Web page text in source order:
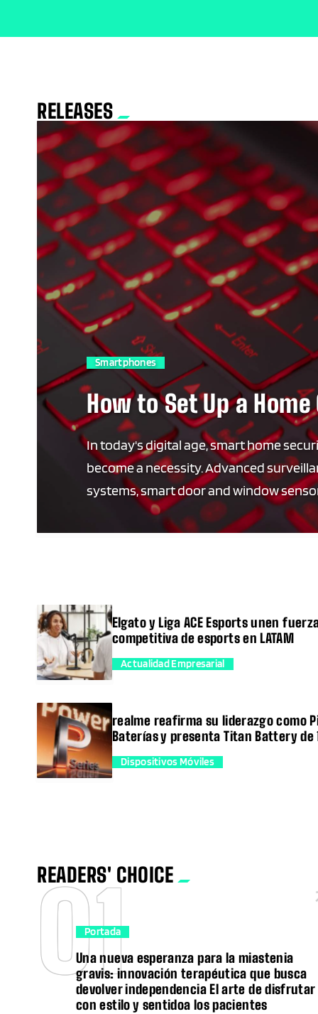
RELEASES
Smartphones
How to Set Up a
In today's digital age, smart home
become a necessity. Advanced
systems, smart door and window
intelligent locks offer unparalleled
These […]
trending_flat
Elgato y Liga ACE Esports unen
competitiva de esports en LATAM
Actualidad Empresarial
realme reafirma su liderazgo como
Baterías y presenta Titan Battery de
Dispositivos Móviles
READERS' CHOICE
01
Portada
Una nueva esperanza para la miastenia
gravis: innovación terapéutica que busca
devolver independencia El arte de disfrutar
con estilo y sentidoa los pacientes